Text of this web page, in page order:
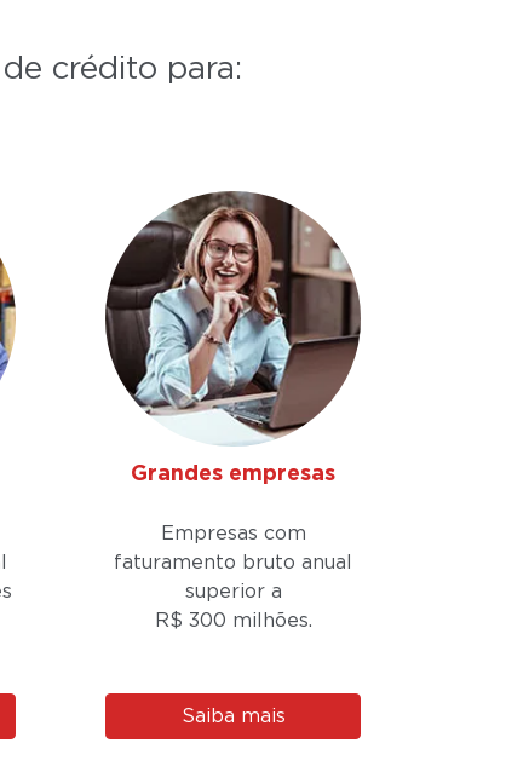
crédito para:
Grandes empresas
Empresas com
faturamento bruto anual
superior a
R$ 300 milhões.
Saiba mais